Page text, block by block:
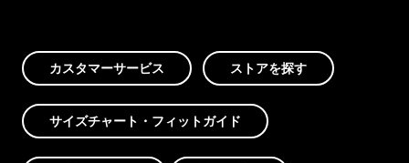
カスタマーサービス ストアを探す
サイズチャート・フィットガイド